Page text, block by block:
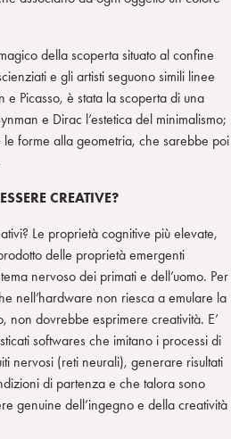
della scoperta situato al confine
e gli artisti seguono simili linee
e Picasso, è stata la scoperta di una
e Dirac l’estetica del minimalismo;
le forme alla geometria, che sarebbe poi
CREATIVE?
Le proprietà cognitive più elevate,
delle proprietà emergenti
nervoso dei primati e dell’uomo. Per
nell’hardware non riesca a emulare la
non dovrebbe esprimere creatività. E’
softwares che imitano i processi di
nervosi (reti neurali), generare risultati
di partenza e che talora sono
genuine dell’ingegno e della creatività